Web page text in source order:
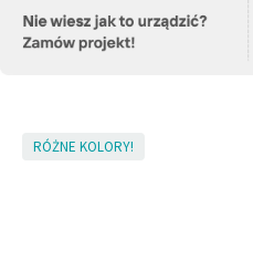
SkipRÓŻNE KOLORY!